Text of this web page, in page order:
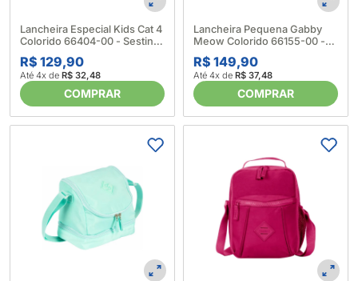
Lancheira Especial Kids Cat 4
Colorido 66404-00 - Sestini
6759420001
R$ 129,90
Até 4x de R$ 32,48
COMPRAR
Lancheira Pequena Gabby
Meow Colorido 66155-00 -
Sestini 6759400001
R$ 149,90
Até 4x de R$ 37,48
COMPRAR